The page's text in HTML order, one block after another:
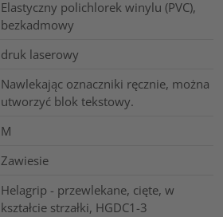
Elastyczny polichlorek winylu (PVC),
bezkadmowy
druk laserowy
Nawlekając oznaczniki ręcznie, można
utworzyć blok tekstowy.
M
Zawiesie
Helagrip - przewlekane, cięte, w
kształcie strzałki, HGDC1-3